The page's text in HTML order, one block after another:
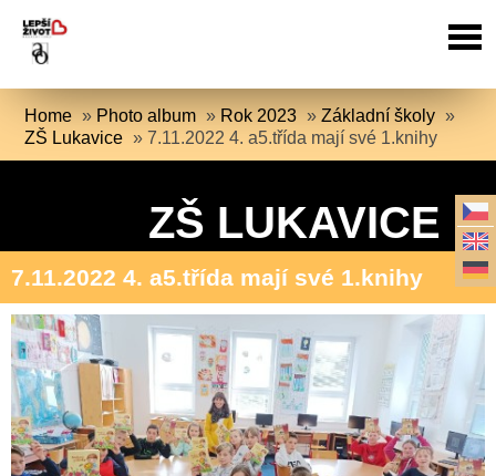
Home » Photo album » Rok 2023 »Základní školy »
ZŠ Lukavice »7.11.2022 4. a5.třída mají své 1.knihy
ZŠ LUKAVICE
7.11.2022 4. a5.třída mají své 1.knihy